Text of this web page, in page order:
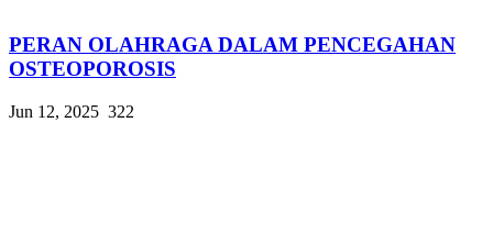
PERAN OLAHRAGA DALAM PENCEGAHAN
OSTEOPOROSIS
Jun 12, 2025 322